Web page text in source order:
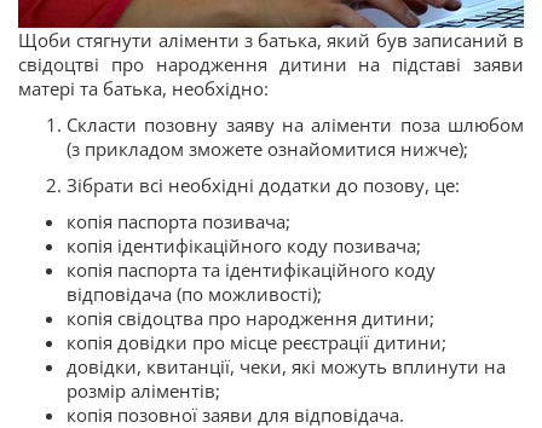
Щоби стягнути аліменти з батька, який був записаний в
свідоцтві про народження дитини на підставі заяви
матері та батька, необхідно:
Скласти позовну заяву на аліменти поза шлюбом
(з прикладом зможете ознайомитися нижче);
Зібрати всі необхідні додатки до позову, це:
копія паспорта позивача;
копія ідентифікаційного коду позивача;
копія паспорта та ідентифікаційного коду
відповідача (по можливості);
копія свідоцтва про народження дитини;
копія довідки про місце реєстрації дитини;
довідки, квитанції, чеки, які можуть вплинути на
розмір аліментів;
копія позовної заяви для відповідача.